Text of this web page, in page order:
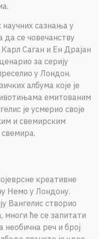
сазнања у
да се човечанству
Саган и Ен Драјан
за серију
у Лондон.
албума које је
емитованим
је усмерио своје
и свемирским
креативне
Немо у Лондону.
Вангелис створио
многи ће се запитати
необична реч и број